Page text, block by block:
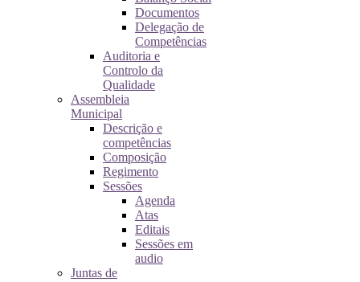
Documentos
Delegação de
Competências
Auditoria e
Controlo da
Qualidade
Assembleia
Municipal
Descrição e
competências
Composição
Regimento
Sessões
Agenda
Atas
Editais
Sessões em
audio
Juntas de